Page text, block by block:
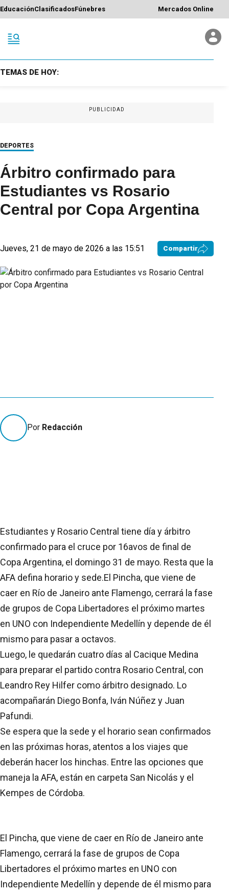
EducaciónClasificadosFúnebres Mercados Online
TEMAS DE HOY:
PUBLICIDAD
DEPORTES
Árbitro confirmado para
Estudiantes vs Rosario
Central por Copa Argentina
Jueves, 21 de mayo de 2026 a las 15:51 Compartir
Por Redacción
Estudiantes y Rosario Central tiene día y árbitro
confirmado para el cruce por 16avos de final de
Copa Argentina, el domingo 31 de mayo. Resta que la
AFA defina horario y sede.El Pincha, que viene de
caer en Río de Janeiro ante Flamengo, cerrará la fase
de grupos de Copa Libertadores el próximo martes
en UNO con Independiente Medellín y depende de él
mismo para pasar a octavos.
Luego, le quedarán cuatro días al Cacique Medina
para preparar el partido contra Rosario Central, con
Leandro Rey Hilfer como árbitro designado. Lo
acompañarán Diego Bonfa, Iván Núñez y Juan
Pafundi.
Se espera que la sede y el horario sean confirmados
en las próximas horas, atentos a los viajes que
deberán hacer los hinchas. Entre las opciones que
maneja la AFA, están en carpeta San Nicolás y el
Kempes de Córdoba.
El Pincha, que viene de caer en Río de Janeiro ante
Flamengo, cerrará la fase de grupos de Copa
Libertadores el próximo martes en UNO con
Independiente Medellín y depende de él mismo para